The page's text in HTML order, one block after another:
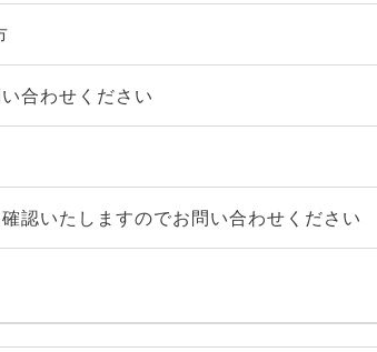
合わせください
認いたしますのでお問い合わせください